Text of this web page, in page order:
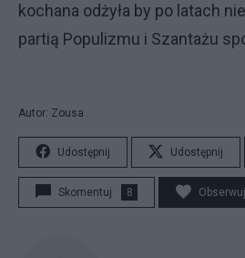
kochana odżyła by po latach
partią Populizmu i Szantażu
Autor: Zousa
Udostępnij Udostępnij
Skomentuj 8